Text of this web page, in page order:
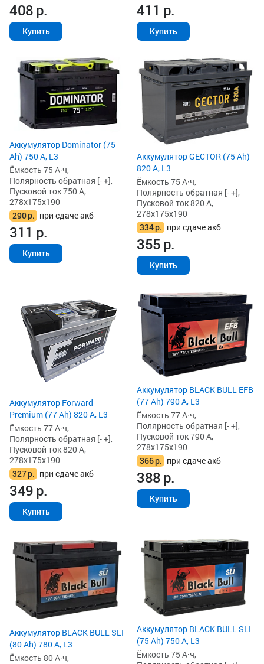
408р.
Купить
411 р.
Купить
Аккумулятор Dominator (75
Ah) 750 А, L3
Ёмкость 75 А·ч,
Полярность обратная [- +],
Пусковой ток 750 А,
278x175x190
290р. при сдаче акб
311 р.
Купить
Аккумулятор GECTOR (75 Ah)
820 А, L3
Ёмкость 75 А·ч,
Полярность обратная [- +],
Пусковой ток 820 А,
278x175x190
334р. при сдаче акб
355р.
Купить
Аккумулятор Forward
Premium (77 Ah) 820 А, L3
Ёмкость 77 А·ч,
Полярность обратная [- +],
Пусковой ток 820 А,
278x175x190
327р. при сдаче акб
349р.
Купить
Аккумулятор BLACK BULL EFB
(77 Ah) 790 А, L3
Ёмкость 77 А·ч,
Полярность обратная [- +],
Пусковой ток 790 А,
278x175x190
366р. при сдаче акб
388р.
Купить
Аккумулятор BLACK BULL SLI
(80 Ah) 780 А, L3
Ёмкость 80 А·ч,
Аккумулятор BLACK BULL SLI
(75 Ah) 750 А, L3
Ёмкость 75 А·ч,